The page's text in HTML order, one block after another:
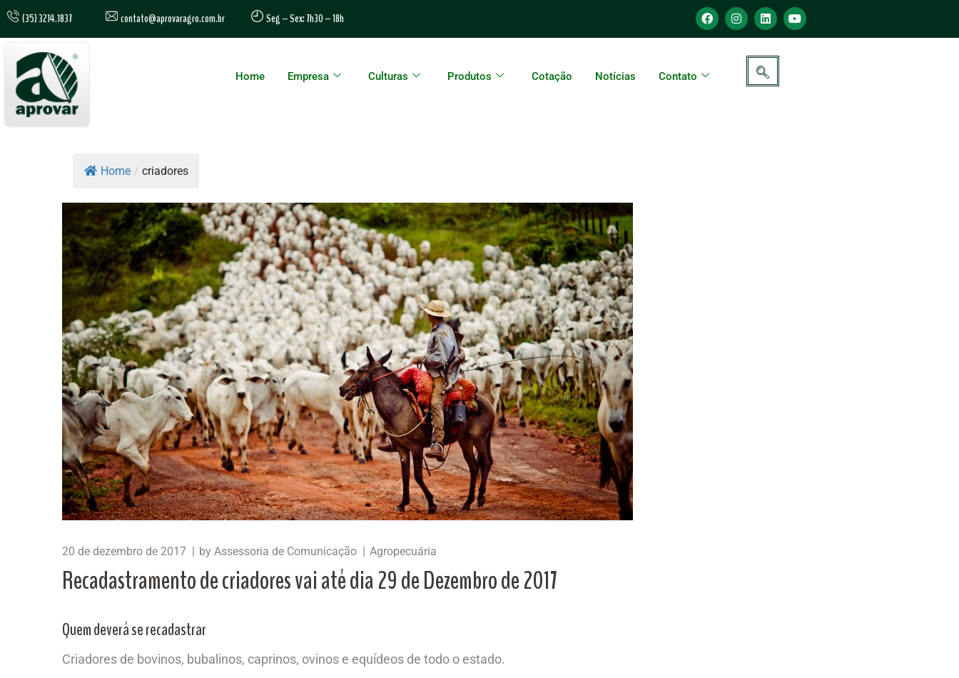
(35) 3214.1837 contato@aprovaragro.com.br Seg – Sex: 7h30 – 18h
Home Empresa Culturas Produtos Cotação Notícias Contato
Home / criadores
20 de dezembro de 2017 by Assessoria de Comunicação Agropecuária
Recadastramento de criadores vai até dia 29 de Dezembro de 2017
Quem deverá se recadastrar
Criadores de bovinos, bubalinos, caprinos, ovinos e equídeos de todo o estado.